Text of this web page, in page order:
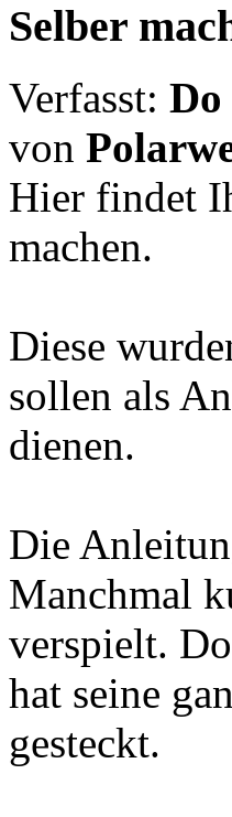
Selber
Verfasst: Do
von
Hier findet
machen.
Diese
sollen als
dienen.
Die
Manchmal
verspielt.
hat seine
gesteckt.